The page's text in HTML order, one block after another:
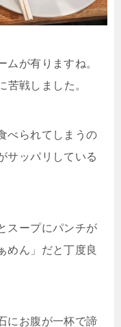
ムが有りますね。
苦戦しました。
べられてしまうの
サッパリしている
スープにパンチが
めん」だと丁度良
にお腹が一杯で諦